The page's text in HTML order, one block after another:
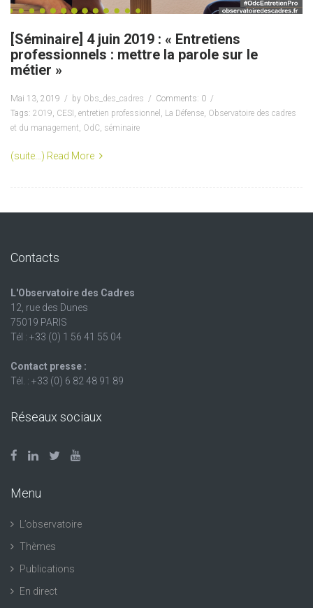
[Séminaire] 4 juin 2019 : « Entretiens
professionnels : mettre la parole sur le
métier »
Mai 13, 2019 by Obs_des_cadres
Comments: 0
Tags: 2019, CESI , entretien professionnel , La Défense, Observatoire des cadres
et du management, OdC, séminaire
(suite…) Read More
Contacts
L'Observatoire des Cadres
12, rue des Dunes
75019 PARIS
Tél : +33 (0) 1 56 41 55 04
Contact presse :
Tél. : +33 (0) 6 82 48 91 89
Réseaux sociaux
Menu
L’observatoire
Thèmes
Publications
En direct